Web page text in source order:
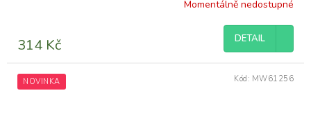
Momentálně nedostupné
314 Kč DETAIL
NOVINKA Kód: MW61256